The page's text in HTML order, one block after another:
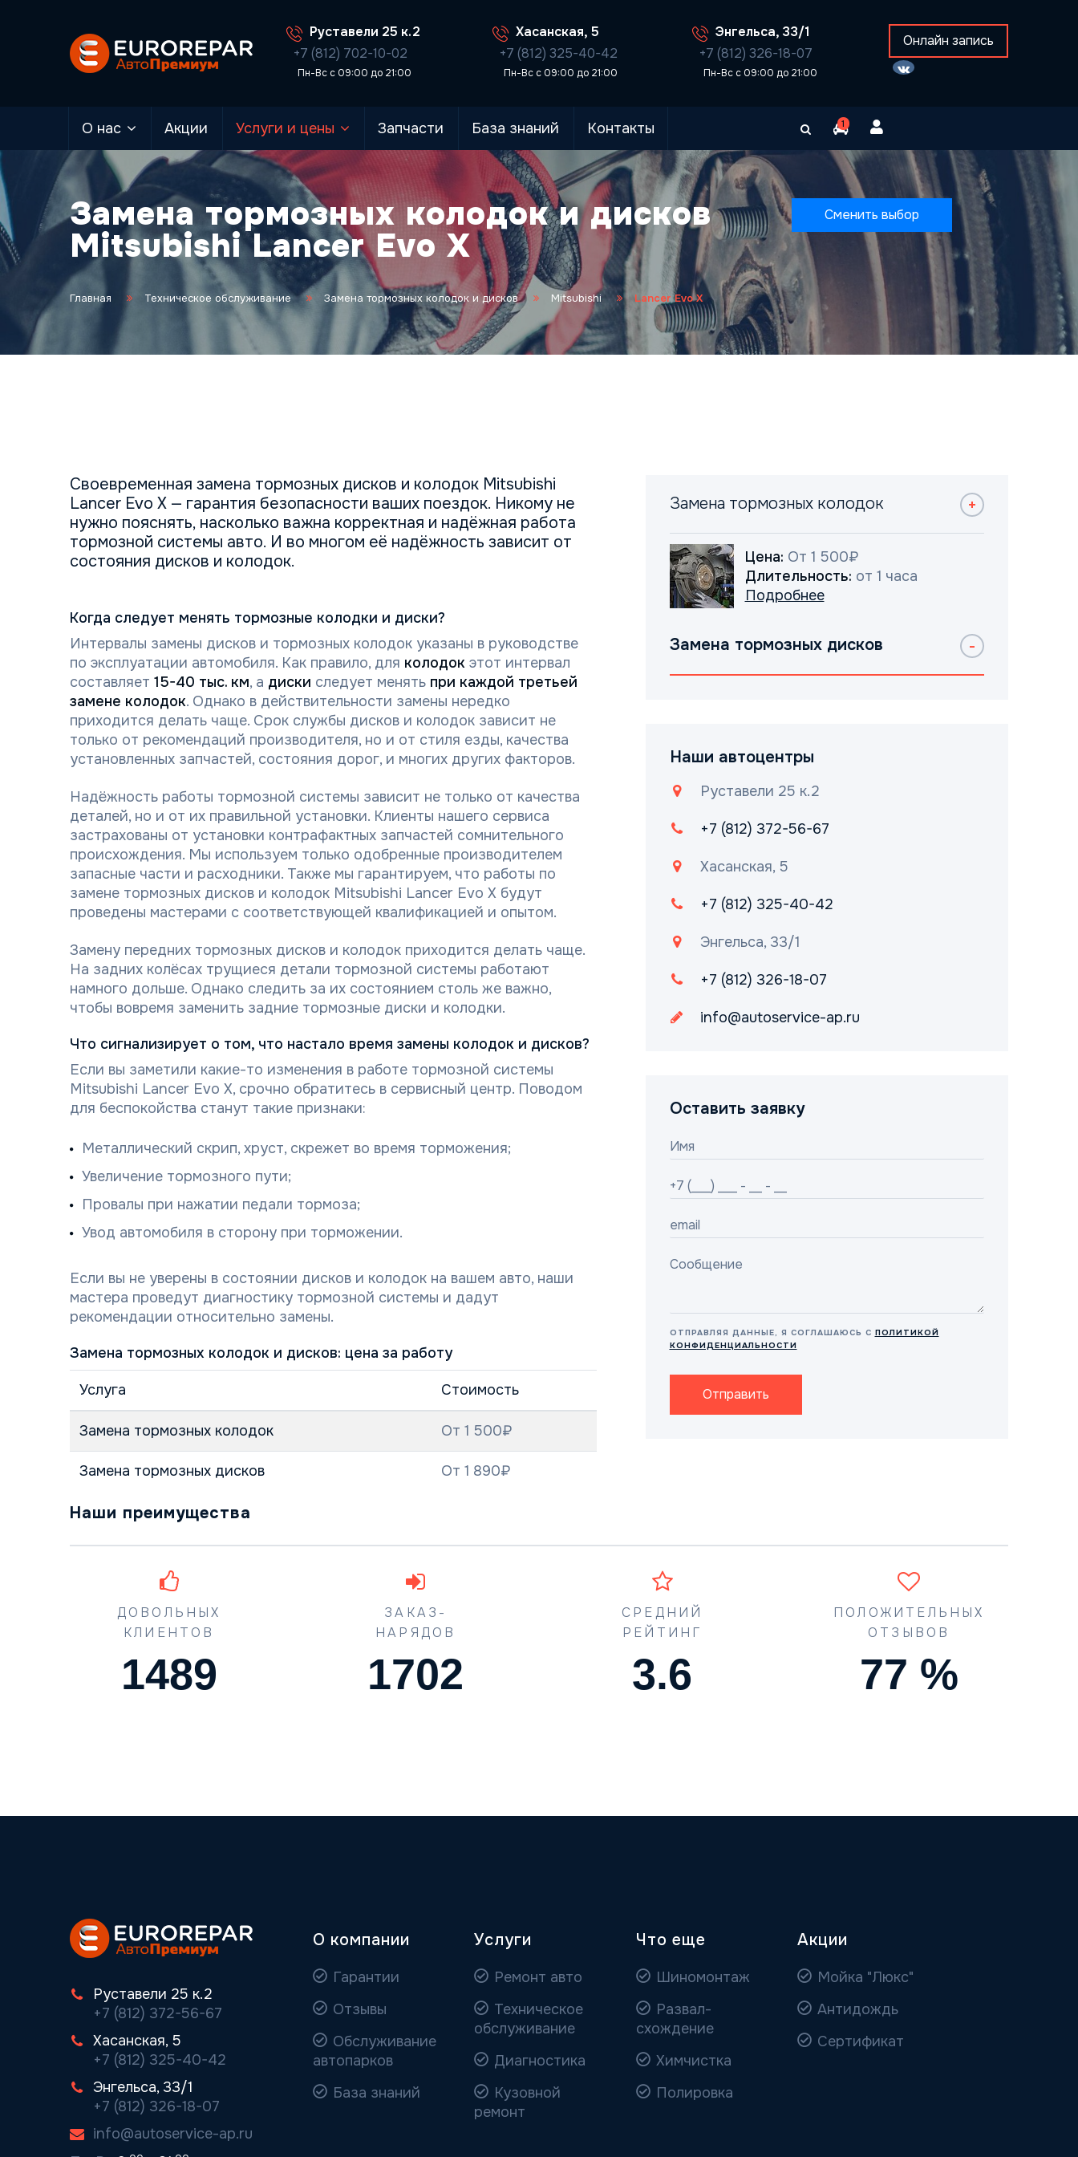
Руставели 25 к.2
+7 (812) 702-10-02
Пн-Вс с 09:00 до 21:00
Хасанская, 5
+7 (812) 325-40-42
Пн-Вс с 09:00 до 21:00
Энгельса, 33/1
+7 (812) 326-18-07
Пн-Вс с 09:00 до 21:00
Онлайн запись
О нас Акции Услуги и цены Запчасти База знаний Контакты 1
Замена тормозных колодок и дисков
Mitsubishi Lancer Evo X
Сменить выбор
Главная Техническое обслуживание Замена тормозных колодок и дисков Mitsubishi Lancer Evo X
Своевременная замена тормозных дисков и колодок Mitsubishi
Lancer Evo X — гарантия безопасности ваших поездок. Никому не
нужно пояснять, насколько важна корректная и надёжная работа
тормозной системы авто. И во многом её надёжность зависит от
состояния дисков и колодок.
Когда следует менять тормозные колодки и диски?
Интервалы замены дисков и тормозных колодок указаны в руководстве
по эксплуатации автомобиля. Как правило, для колодок этот интервал
составляет 15-40 тыс. км, а диски следует менять при каждой третьей
замене колодок. Однако в действительности замены нередко
приходится делать чаще. Срок службы дисков и колодок зависит не
только от рекомендаций производителя, но и от стиля езды, качества
установленных запчастей, состояния дорог, и многих других факторов.
Надёжность работы тормозной системы зависит не только от качества
деталей, но и от их правильной установки. Клиенты нашего сервиса
застрахованы от установки контрафактных запчастей сомнительного
происхождения. Мы используем только одобренные производителем
запасные части и расходники. Также мы гарантируем, что работы по
замене тормозных дисков и колодок Mitsubishi Lancer Evo X будут
проведены мастерами с соответствующей квалификацией и опытом.
Замену передних тормозных дисков и колодок приходится делать чаще.
На задних колёсах трущиеся детали тормозной системы работают
намного дольше. Однако следить за их состоянием столь же важно,
чтобы вовремя заменить задние тормозные диски и колодки.
Что сигнализирует о том, что настало время замены колодок и дисков?
Если вы заметили какие-то изменения в работе тормозной системы
Mitsubishi Lancer Evo X, срочно обратитесь в сервисный центр. Поводом
для беспокойства станут такие признаки:
Металлический скрип, хруст, скрежет во время торможения;
Увеличение тормозного пути;
Провалы при нажатии педали тормоза;
Увод автомобиля в сторону при торможении.
Если вы не уверены в состоянии дисков и колодок на вашем авто, наши
мастера проведут диагностику тормозной системы и дадут
рекомендации относительно замены.
Замена тормозных колодок и дисков: цена за работу
Услуга Стоимость
Замена тормозных колодок От 1 500₽
Замена тормозных дисков От 1 890₽
Замена тормозных колодок
Цена: От 1 500₽
Длительность: от 1 часа
Подробнее
Замена тормозных дисков
Наши автоцентры
Руставели 25 к.2
+7 (812) 372-56-67
Хасанская, 5
+7 (812) 325-40-42
Энгельса, 33/1
+7 (812) 326-18-07
info@autoservice-ap.ru
Оставить заявку
ОТПРАВЛЯЯ ДАННЫЕ, Я СОГЛАШАЮСЬ С ПОЛИТИКОЙ
КОНФИДЕНЦИАЛЬНОСТИ
Отправить
Наши преимущества
ДОВОЛЬНЫХ
КЛИЕНТОВ
1489
ЗАКАЗ-
НАРЯДОВ
1773
СРЕДНИЙ
РЕЙТИНГ
4.5
ПОЛОЖИТЕЛЬНЫХ
ОТЗЫВОВ
90 %
Руставели 25 к.2
+7 (812) 372-56-67
Хасанская, 5
+7 (812) 325-40-42
Энгельса, 33/1
+7 (812) 326-18-07
info@autoservice-ap.ru
О компании
Гарантии
Отзывы
Обслуживание
автопарков
База знаний
Услуги
Ремонт авто
Техническое
обслуживание
Диагностика
Кузовной
ремонт
Что еще
Шиномонтаж
Развал-
схождение
Химчистка
Полировка
Акции
Мойка "Люкс"
Антидождь
Сертификат